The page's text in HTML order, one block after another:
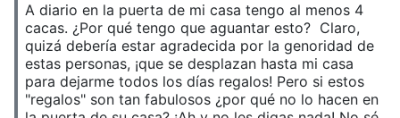
A diario en la puerta de mi casa tengo al menos 4
cacas. ¿Por qué tengo que aguantar esto? Claro,
quizá debería estar agradecida por la genoridad de
estas personas, ¡que se desplazan hasta mi casa
para dejarme todos los días regalos! Pero si estos
"regalos" son tan fabulosos ¿por qué no lo hacen en